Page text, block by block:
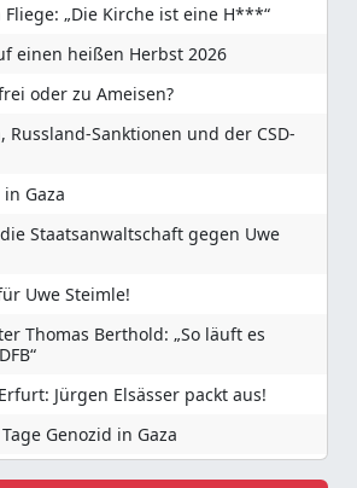
Fliege: „Die Kirche ist eine H***“
einen heißen Herbst 2026
oder zu Ameisen?
Russland-Sanktionen und der CSD-
Gaza
Staatsanwaltschaft gegen Uwe
Uwe Steimle!
Thomas Berthold: „So läuft es
Jürgen Elsässer packt aus!
Genozid in Gaza